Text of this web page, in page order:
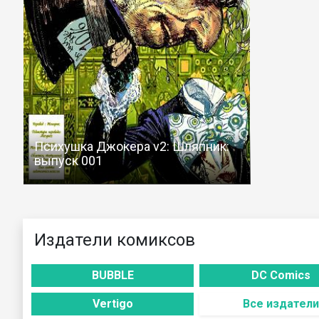
Психушка Джокера v2: Шляпник:
выпуск 001
Издатели комиксов
BUBBLE DC Comics
Vertigo Все издатели